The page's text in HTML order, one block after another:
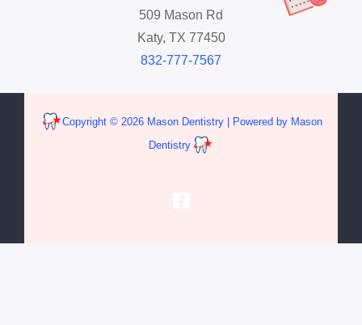
509 Mason Rd
Katy, TX 77450
832-777-7567
Copyright © 2026 Mason Dentistry | Powered by Mason
Dentistry